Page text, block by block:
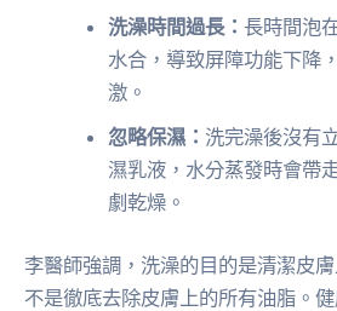
洗澡時間過長： 長時間泡
水合，導致屏障功能下降
激。
忽略保濕： 洗完澡後沒有
濕乳液，水分蒸發時會帶
劇乾燥。
李醫師強調，洗澡的目的是清潔皮
不是徹底去除皮膚上的所有油脂。